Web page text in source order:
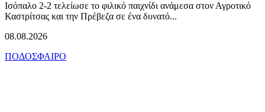
Ισόπαλο 2-2 τελείωσε το φιλικό παιχνίδι ανάμεσα στον Αγροτικό
Καστρίτσας και την Πρέβεζα σε ένα δυνατό...
08.08.2026
ΠΟΔΟΣΦΑΙΡΟ